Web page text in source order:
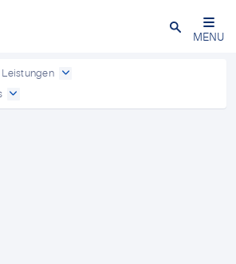
Schließen
MENU
Leistungen